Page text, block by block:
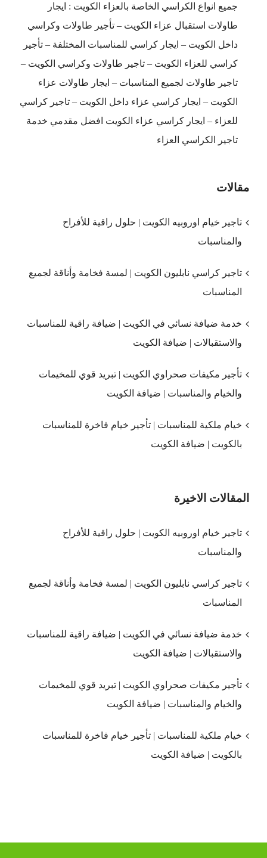
جميع انواع الكراسي الخاصة بالعزاء الكويت : ايجار
طاولات استقبال عزاء الكويت – تأجير طاولات وكراسي
داخل الكويت – ايجار كراسي للمناسبات المختلفة – تأجير
كراسي للعزاء الكويت – تاجير طاولات وكراسي الكويت –
تاجير طاولات لجميع المناسبات – ايجار طاولات عزاء
الكويت – ايجار كراسي عزاء داخل الكويت – تاجير كراسي
للعزاء – ايجار كراسي عزاء الكويت افضل مقدمي خدمة
تاجير الكراسي العزاء
مقالات
تاجير خيام اوروبيه الكويت | حلول راقية للأفراح
والمناسبات
تاجير كراسي نابليون الكويت | لمسة فخامة وأناقة لجميع
المناسبات
خدمة ضيافة نسائي في الكويت | ضيافة راقية للمناسبات
والاستقبالات | ضيافة الكويت
تأجير مكيفات صحراوي الكويت | تبريد قوي للمخيمات
والخيام والمناسبات | ضيافة الكويت
خيام ملكية للمناسبات | تأجير خيام فاخرة للمناسبات
بالكويت | ضيافة الكويت
المقالات الاخيرة
تاجير خيام اوروبيه الكويت | حلول راقية للأفراح
والمناسبات
تاجير كراسي نابليون الكويت | لمسة فخامة وأناقة لجميع
المناسبات
خدمة ضيافة نسائي في الكويت | ضيافة راقية للمناسبات
والاستقبالات | ضيافة الكويت
تأجير مكيفات صحراوي الكويت | تبريد قوي للمخيمات
والخيام والمناسبات | ضيافة الكويت
خيام ملكية للمناسبات | تأجير خيام فاخرة للمناسبات
بالكويت | ضيافة الكويت